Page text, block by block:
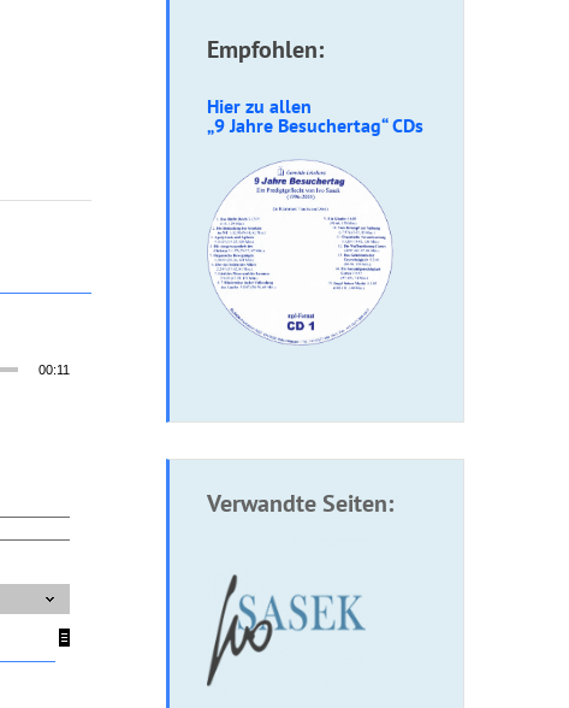
00:11
Empfohlen:
Hier zu allen
„9 Jahre Besuchertag“ CDs
Verwandte Seiten: